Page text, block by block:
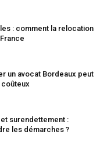
: comment la relocation
un avocat Bordeaux peut
surendettement :
les démarches ?